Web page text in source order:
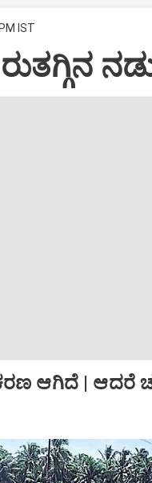
IST
ಆಗಿದೆ | ಆದರೆ